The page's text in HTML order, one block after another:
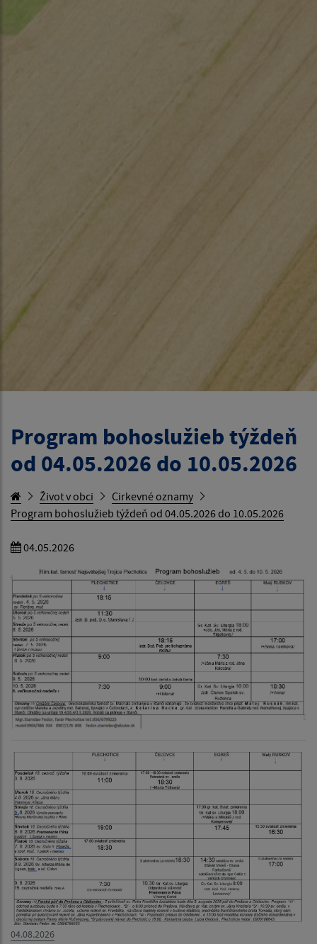
Program bohoslužieb týždeň
od 04.05.2026 do 10.05.2026
Život v obci
Cirkevné oznamy
Program bohoslužieb týždeň od 04.05.2026 do 10.05.2026
04.05.2026
04.08.2026